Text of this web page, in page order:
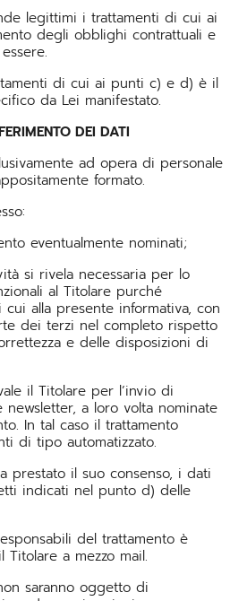
legittimi i trattamenti di cui ai
degli obblighi contrattuali e
di cui ai punti c) e d) è il
da Lei manifestato.
DEI DATI
ad opera di personale
formato.
eventualmente nominati;
si rivela necessaria per lo
al Titolare purché
alla presente informativa, con
dei terzi nel completo rispetto
e delle disposizioni di
il Titolare per l’invio di
a loro volta nominate
In tal caso il trattamento
di tipo automatizzato.
prestato il suo consenso, i dati
indicati nel punto d) delle
del trattamento è
a mezzo mail.
saranno oggetto di